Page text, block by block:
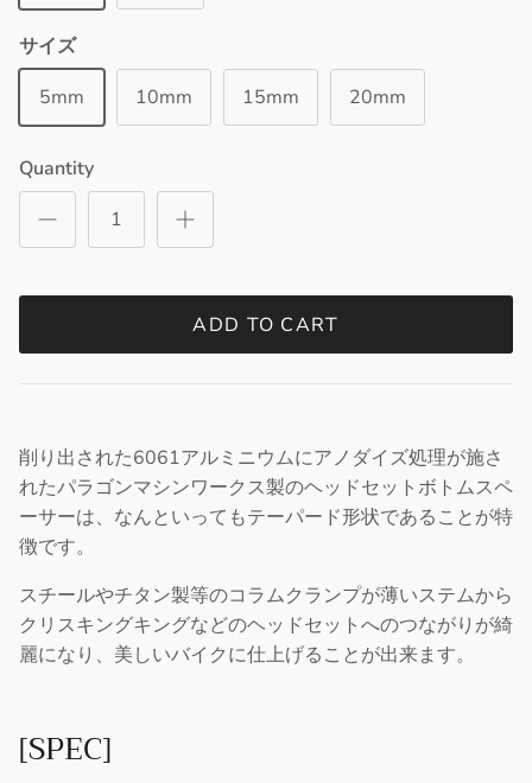
サイズ
5mm
10mm 15mm 20mm
Quantity
ADD TO CART
削り出された6061アルミニウムにアノダイズ処理が施さ
れたパラゴンマシンワークス製のヘッドセットボトムスペ
ーサーは、なんといってもテーパード形状であることが特
徴です。
スチールやチタン製等のコラムクランプが薄いステムから
クリスキングキングなどのヘッドセットへのつながりが綺
麗になり、美しいバイクに仕上げることが出来ます。
[SPEC]